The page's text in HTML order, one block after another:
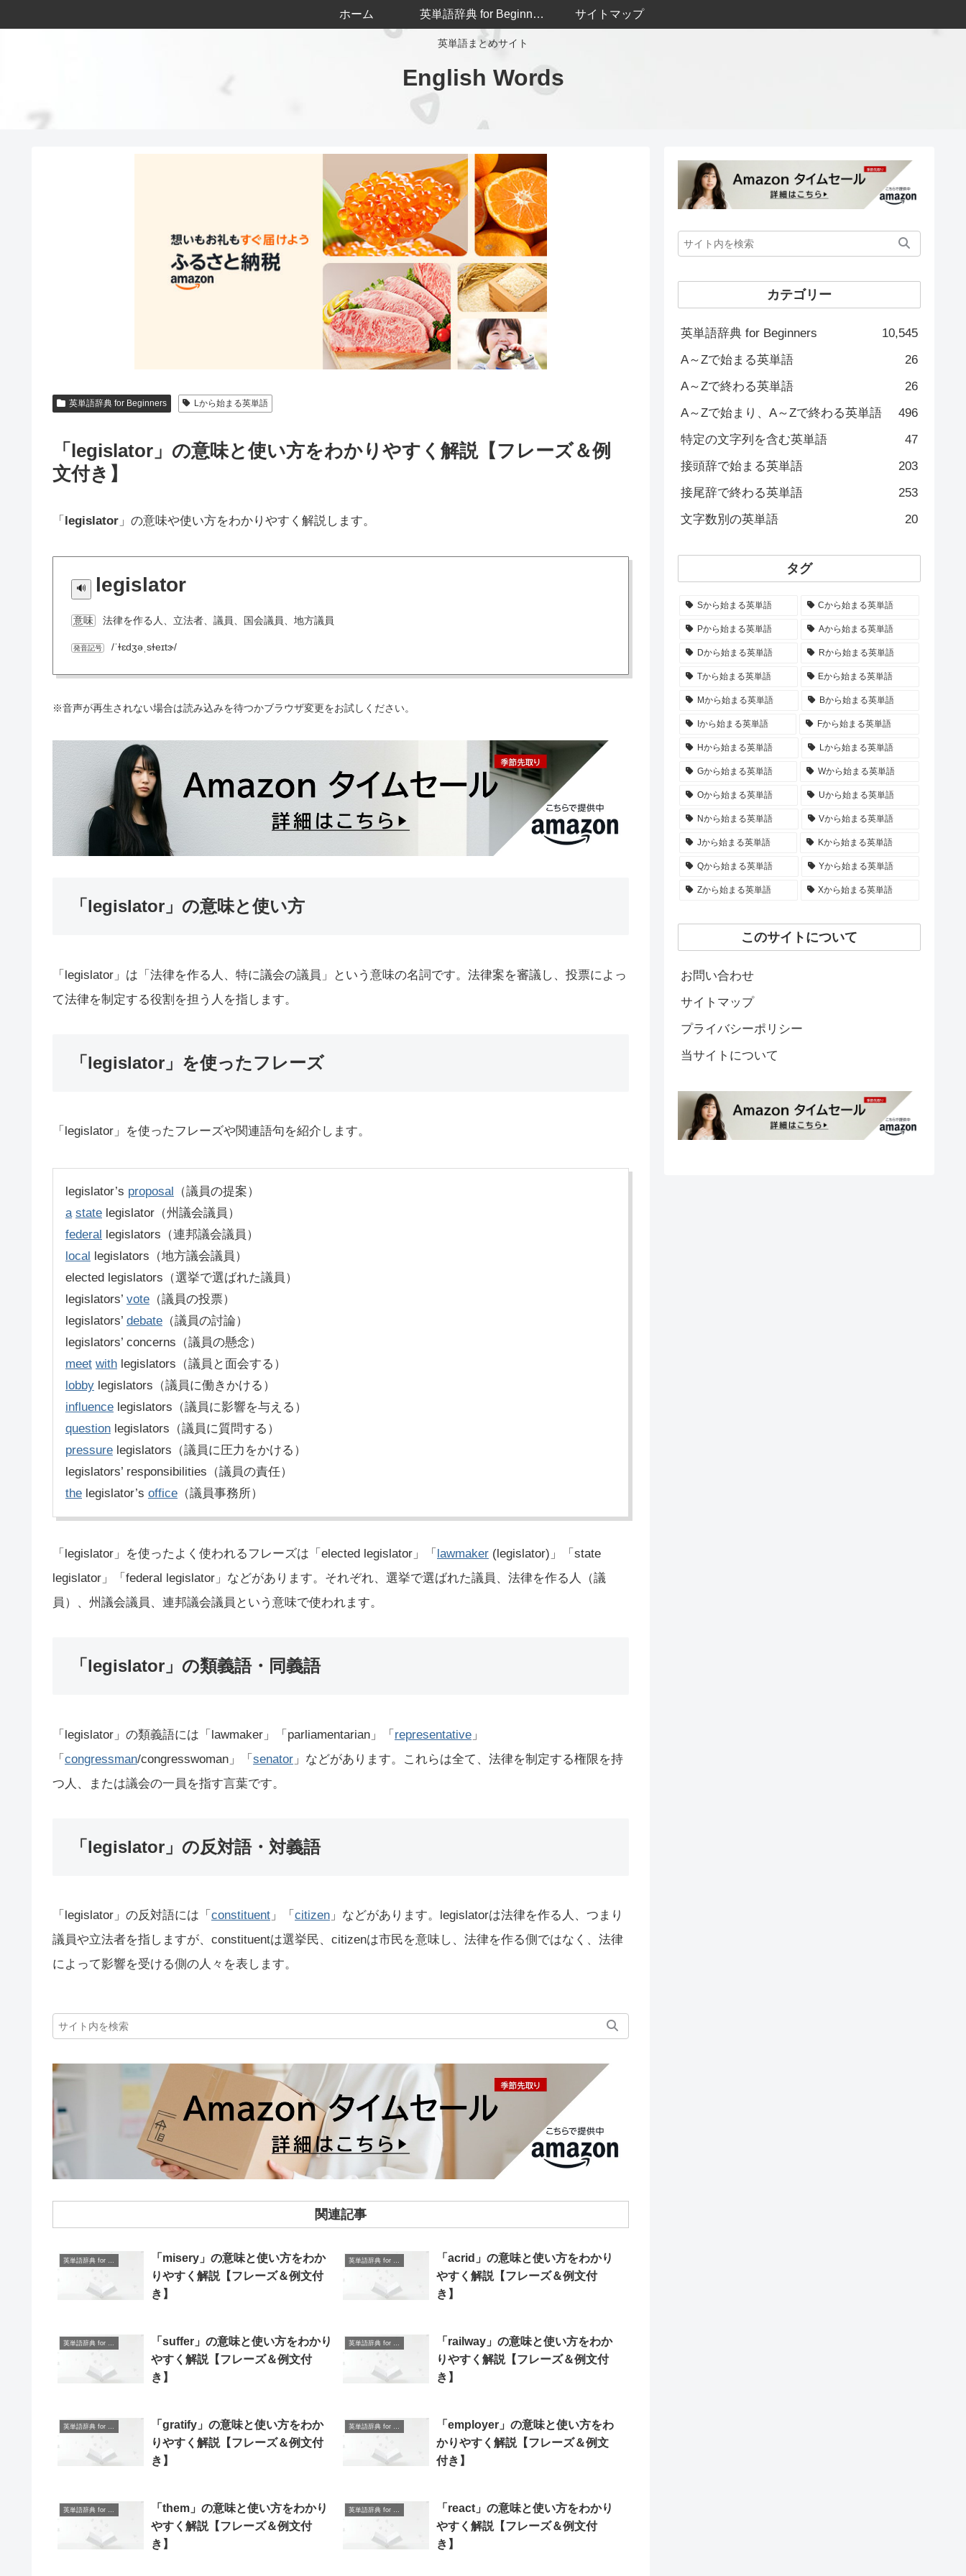
英単語まとめサイト
English Words
ホーム 英単語辞典 for Beginners サイトマップ
英単語辞典 for Beginners Lから始まる英単語
「legislator」の意味と使い方をわかりやすく解説【フレーズ＆例
文付き】
「 legislator 」の意味や使い方をわかりやすく解説します。
legislator
意味 法律を作る人、立法者、議員、国会議員、地方議員
発音記号 /ˈɫɛdʒəˌsɫeɪtɝ/
※音声が再生されない場合は読み込みを待つかブラウザ変更をお試しください。
「legislator」の意味と使い方
「legislator」は「法律を作る人、特に議会の議員」という意味の名詞です。法律案を審議し、投票によっ
て法律を制定する役割を担う人を指します。
「legislator」を使ったフレーズ
「legislator」を使ったフレーズや関連語句を紹介します。
legislator’s proposal
（議員の提案）
a state legislator（州議会議員）
federal
legislators（連邦議会議員）
local
legislators（地方議会議員）
elected legislators（選挙で選ばれた議員）
legislators’ vote （議員の投票）
legislators’ debate （議員の討論）
legislators’ concerns（議員の懸念）
meet with legislators（議員と面会する）
lobby legislators（議員に働きかける）
influence legislators（議員に影響を与える）
question legislators（議員に質問する）
pressure legislators（議員に圧力をかける）
legislators’ responsibilities（議員の責任）
the legislator’s office （議員事務所）
「legislator」を使ったよく使われるフレーズは「elected legislator」「 lawmaker (legislator)」「state
legislator」「federal legislator」などがあります。それぞれ、選挙で選ばれた議員、法律を作る人（議
員）、州議会議員、連邦議会議員という意味で使われます。
「legislator」の類義語・同義語
「legislator」の類義語には「lawmaker」「parliamentarian」「 representative 」
「 congressman/congresswoman」「 senator 」などがあります。これらは全て、法律を制定する権限を持
つ人、または議会の一員を指す言葉です。
「legislator」の反対語・対義語
「legislator」の反対語には「 constituent 」「 citizen 」などがあります。legislatorは法律を作る人、つまり
議員や立法者を指しますが、constituentは選挙民、citizenは市民を意味し、法律を作る側ではなく、法律
によって影響を受ける側の人々を表します。
関連記事
「misery」の意味と使い方をわか
りやすく解説【フレーズ＆例文付
き】
「acrid」の意味と使い方をわかり
やすく解説【フレーズ＆例文付
き】
英単語辞典 for Beginners
「suffer」の意味と使い方をわかり
やすく解説【フレーズ＆例文付
き】
英単語辞典 for Beginners
「railway」の意味と使い方をわか
りやすく解説【フレーズ＆例文付
き】
英単語辞典 for Beginners
「gratify」の意味と使い方をわか
りやすく解説【フレーズ＆例文付
き】
英単語辞典 for Beginners
「employer」の意味と使い方をわ
かりやすく解説【フレーズ＆例文
付き】
「them」の意味と使い方をわかり
やすく解説【フレーズ＆例文付
き】
「react」の意味と使い方をわかり
やすく解説【フレーズ＆例文付
き】
カテゴリー
英単語辞典 for Beginners
10,545
A～Zで始まる英単語
26
A～Zで終わる英単語
26
A～Zで始まり、A～Zで終わる英単語
496
特定の文字列を含む英単語
47
接頭辞で始まる英単語
203
接尾辞で終わる英単語
253
文字数別の英単語
20
タグ
Sから始まる英単語 Cから始まる英単語
Pから始まる英単語 Aから始まる英単語
Dから始まる英単語 Rから始まる英単語
Tから始まる英単語 Eから始まる英単語
Mから始まる英単語 Bから始まる英単語
Iから始まる英単語 Fから始まる英単語
Hから始まる英単語 Lから始まる英単語
Gから始まる英単語 Wから始まる英単語
Oから始まる英単語 Uから始まる英単語
Nから始まる英単語 Vから始まる英単語
Jから始まる英単語 Kから始まる英単語
Qから始まる英単語 Yから始まる英単語
Zから始まる英単語 Xから始まる英単語
このサイトについて
お問い合わせ
サイトマップ
プライバシーポリシー
当サイトについて